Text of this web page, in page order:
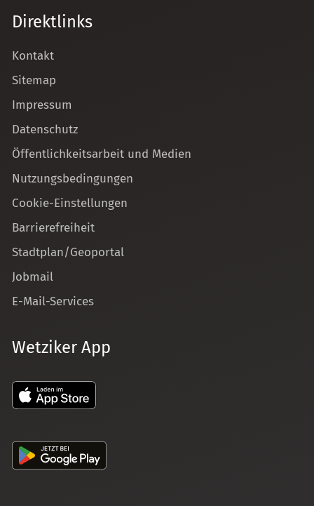
Direktlinks
Kontakt
Sitemap
Impressum
Datenschutz
Öffentlichkeitsarbeit und Medien
Nutzungsbedingungen
Cookie-Einstellungen
Barrierefreiheit
Stadtplan/Geoportal
Jobmail
E-Mail-Services
Wetziker App